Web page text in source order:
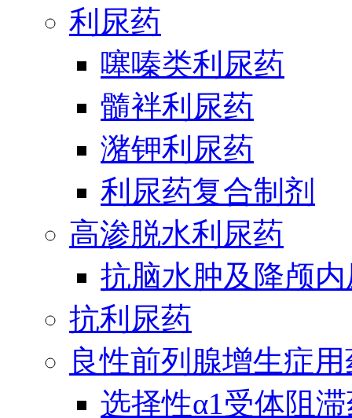
利尿药
噻嗪类利尿药
髓袢利尿药
潴钾利尿药
利尿药复合制剂
高渗脱水利尿药
抗脑水肿及降颅
抗利尿药
良性前列腺增生症
选择性α1受体阻